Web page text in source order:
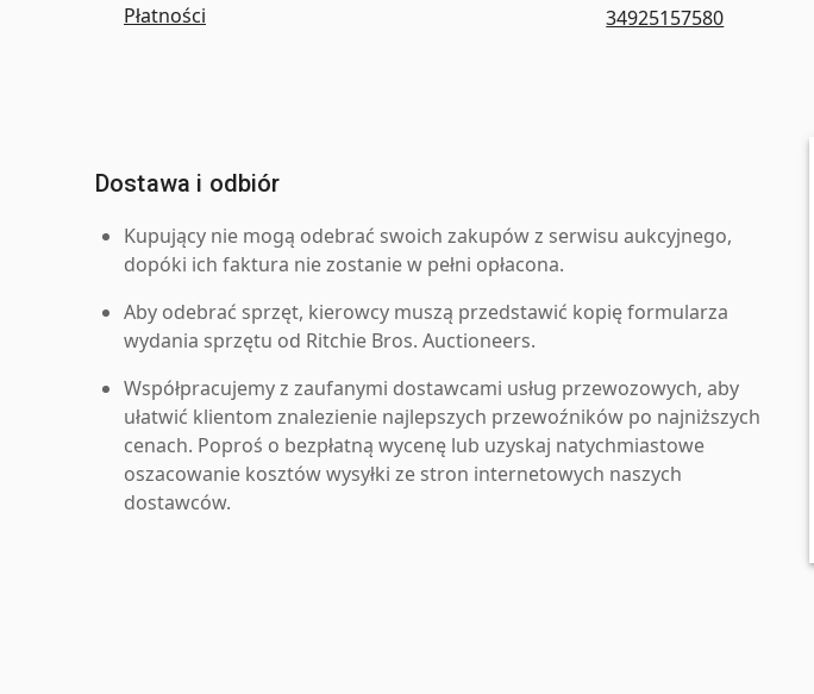
Płatności 34925157580
Dostawa i odbiór
Kupujący nie mogą odebrać swoich zakupów z serwisu aukcyjnego,
dopóki ich faktura nie zostanie w pełni opłacona.
Aby odebrać sprzęt, kierowcy muszą przedstawić kopię formularza
wydania sprzętu od Ritchie Bros. Auctioneers.
Współpracujemy z zaufanymi dostawcami usług przewozowych, aby
ułatwić klientom znalezienie najlepszych przewoźników po najniższych
cenach. Poproś o bezpłatną wycenę lub uzyskaj natychmiastowe
oszacowanie kosztów wysyłki ze stron internetowych naszych
dostawców.